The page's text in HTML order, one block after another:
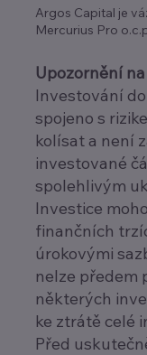
Argos Capital je
Mercurius Pro
Upozornění
Investování
spojeno s
kolísat a není
investované
spolehlivým
Investice
finančních
úrokovými
nelze předem
některých
ke ztrátě celé
Před